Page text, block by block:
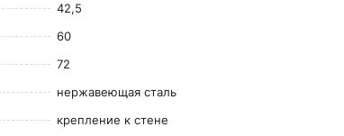
42,5
60
72
нержавеющая сталь
крепление к стене